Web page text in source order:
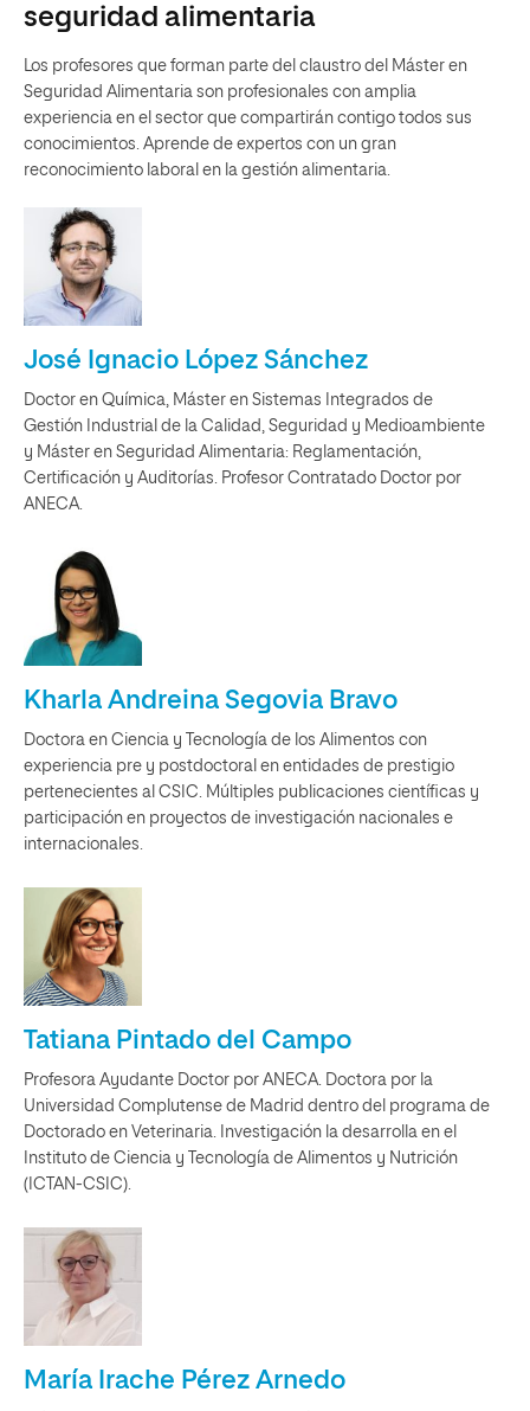
seguridad alimentaria
Los profesores que forman parte del claustro del Máster en
Seguridad Alimentaria son profesionales con amplia
experiencia en el sector que compartirán contigo todos sus
conocimientos. Aprende de expertos con un gran
reconocimiento laboral en la gestión alimentaria.
José Ignacio López Sánchez
Doctor en Química, Máster en Sistemas Integrados de
Gestión Industrial de la Calidad, Seguridad y Medioambiente
y Máster en Seguridad Alimentaria: Reglamentación,
Certificación y Auditorías. Profesor Contratado Doctor por
ANECA.
Kharla Andreina Segovia Bravo
Doctora en Ciencia y Tecnología de los Alimentos con
experiencia pre y postdoctoral en entidades de prestigio
pertenecientes al CSIC. Múltiples publicaciones científicas y
participación en proyectos de investigación nacionales e
internacionales.
Tatiana Pintado del Campo
Profesora Ayudante Doctor por ANECA. Doctora por la
Universidad Complutense de Madrid dentro del programa de
Doctorado en Veterinaria. Investigación la desarrolla en el
Instituto de Ciencia y Tecnología de Alimentos y Nutrición
(ICTAN-CSIC).
María Irache Pérez Arnedo